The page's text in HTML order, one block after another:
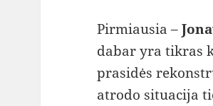
Pirmiausia –
dabar yra tikras
prasidės
atrodo situacija